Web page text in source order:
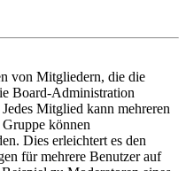
von Mitgliedern, die die
Board-Administration
Mitglied kann mehreren
können
Dies erleichtert es den
für mehrere Benutzer auf